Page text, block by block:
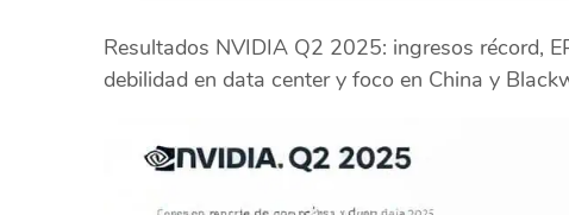
Resultados NVIDIA Q2 2025: ingresos récord,
debilidad en data center y foco en China y